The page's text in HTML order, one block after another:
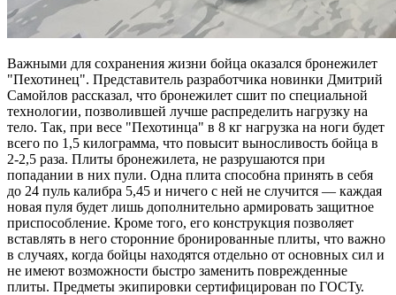
Важными для сохранения жизни бойца оказался бронежилет
"Пехотинец". Представитель разработчика новинки Дмитрий
Самойлов рассказал, что бронежилет сшит по специальной
технологии, позволившей лучше распределить нагрузку на
тело. Так, при весе "Пехотинца" в 8 кг нагрузка на ноги будет
всего по 1,5 килограмма, что повысит выносливость бойца в
2-2,5 раза. Плиты бронежилета, не разрушаются при
попадании в них пули. Одна плита способна принять в себя
до 24 пуль калибра 5,45 и ничего с ней не случится — каждая
новая пуля будет лишь дополнительно армировать защитное
приспособление. Кроме того, его конструкция позволяет
вставлять в него сторонние бронированные плиты, что важно
в случаях, когда бойцы находятся отдельно от основных сил и
не имеют возможности быстро заменить поврежденные
плиты. Предметы экипировки сертифицирован по ГОСТу.